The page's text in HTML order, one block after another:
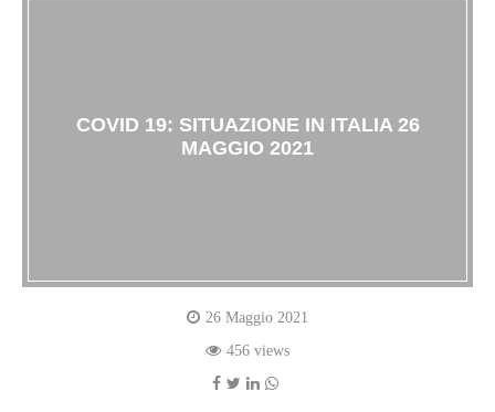
COVID 19: SITUAZIONE IN ITALIA 26
MAGGIO 2021
26 Maggio 2021
456 views